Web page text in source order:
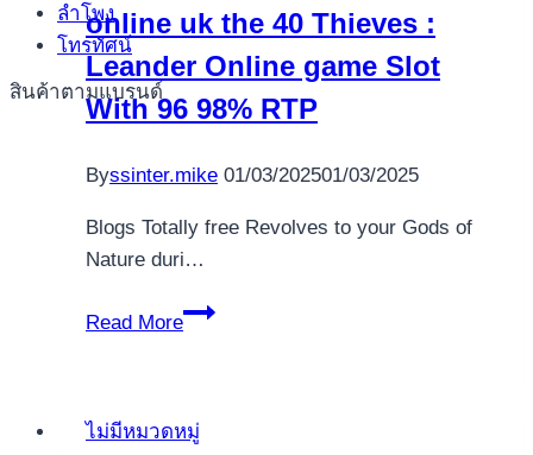
ลำโพง
โทรทัศน์
สินค้าตามแบรนด์
stronę
gierek
online uk the 40 Thieves :
Leander Online game Slot
With 96 98% RTP
Byssinter.mike 01/03/202501/03/2025
Blogs Totally free Revolves to your Gods of
Nature duri…
Read More
Ali
gold
ไม่มีหมวดหมู่